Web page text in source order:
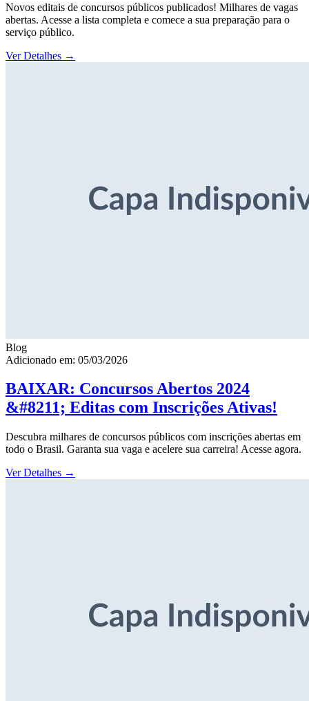
Novos editais de concursos públicos publicados! Milhares de vagas
abertas. Acesse a lista completa e comece a sua preparação para o
serviço público.
Ver Detalhes →
Blog
Adicionado em: 05/03/2026
BAIXAR: Concursos Abertos 2024
&#8211; Editas com Inscrições Ativas!
Descubra milhares de concursos públicos com inscrições abertas em
todo o Brasil. Garanta sua vaga e acelere sua carreira! Acesse agora.
Ver Detalhes →